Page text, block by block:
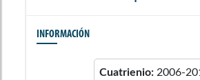
INFORMACIÓN
Cuatrienio: 2006-